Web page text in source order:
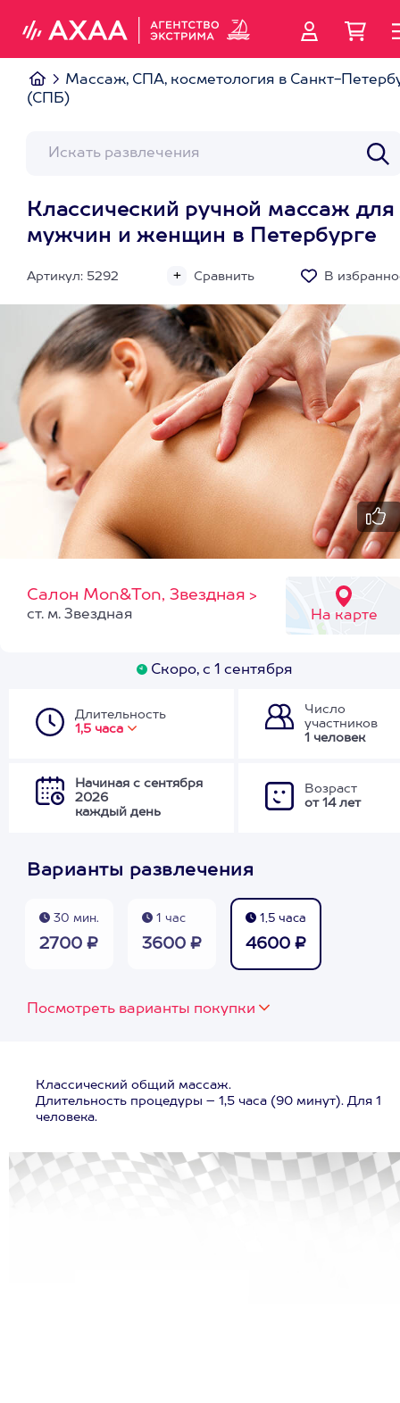
Массаж, СПА, косметология в Санкт-
(СПБ)
Классический ручной массаж для
мужчин и женщин в Петербурге
Артикул: 5292 Сравнить В
Салон Mon&Ton, Звездная >
На карте
ст. м. Звездная
Скоро, с 1 сентября
Длительность
1,5 часа
Число
участников
1 человек
Начиная с сентября
2026
каждый день
Возраст
от 14 лет
Варианты развлечения
30 мин.
2700 ₽
1 час
3600 ₽
1,5 часа
4600 ₽
Посмотреть варианты покупки
Классический общий массаж.
Длительность процедуры – 1,5 часа (90 минут). Для 1
человека.